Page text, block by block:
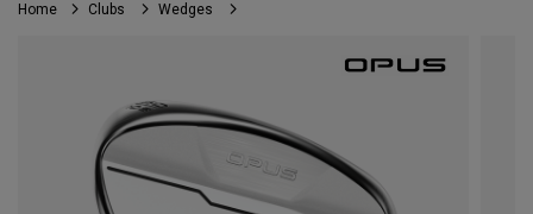
Home Clubs Wedges